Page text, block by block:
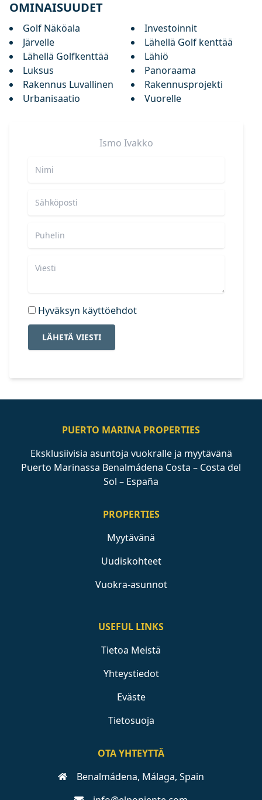
OMINAISUUDET
Golf Näköala
Investoinnit
Järvelle
Lähellä Golf kenttää
Lähellä Golfkenttää
Lähiö
Luksus
Panoraama
Rakennus Luvallinen
Rakennusprojekti
Urbanisaatio
Vuorelle
Ismo Ivakko
Hyväksyn käyttöehdot
LÄHETÄ VIESTI
PUERTO MARINA PROPERTIES
Eksklusiivisia asuntoja vuokralle ja myytävänä
Puerto Marinassa Benalmádena Costa – Costa del
Sol – España
PROPERTIES
Myytävänä
Uudiskohteet
Vuokra-asunnot
USEFUL LINKS
Tietoa Meistä
Yhteystiedot
Eväste
Tietosuoja
OTA YHTEYTTÄ
Benalmádena, Málaga, Spain